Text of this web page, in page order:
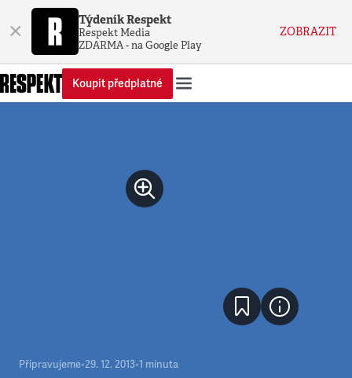
× Týdeník Respekt
Respekt Media
ZDARMA - na Google Play
ZOBRAZIT
Koupit předplatné
Připravujeme•29. 12. 2013•1 minuta